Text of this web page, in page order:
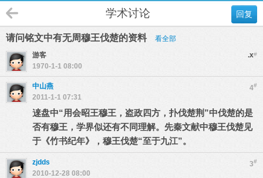
回复
学术讨论
请问铭文中有无周穆王伐楚的资料 看全部
#
游客
.x
1970-1-1 08:00
4#
中山燕
2011-1-1 07:31
逨盘中“用会昭王穆王，盗政四方，扑伐楚荆”中伐楚的是
否有穆王，学界似还有不同理解。先秦文献中穆王伐楚见
于《竹书纪年》，穆王伐楚“至于九江”。
3#
zjdds
2010-12-28 08:00